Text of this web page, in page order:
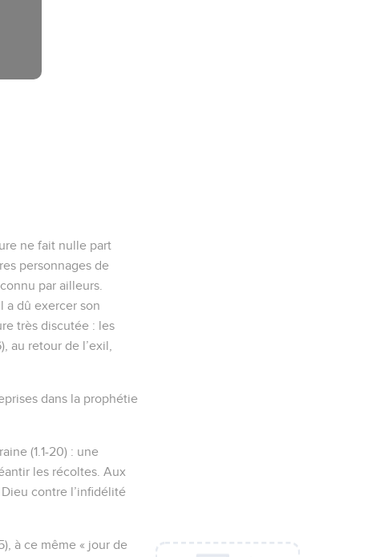
ne fait nulle part
personnages de
par ailleurs.
a dû exercer son
très discutée : les
au retour de l’exil,
dans la prophétie
(1.1-20) : une
les récoltes. Aux
contre l’infidélité
à ce même « jour de